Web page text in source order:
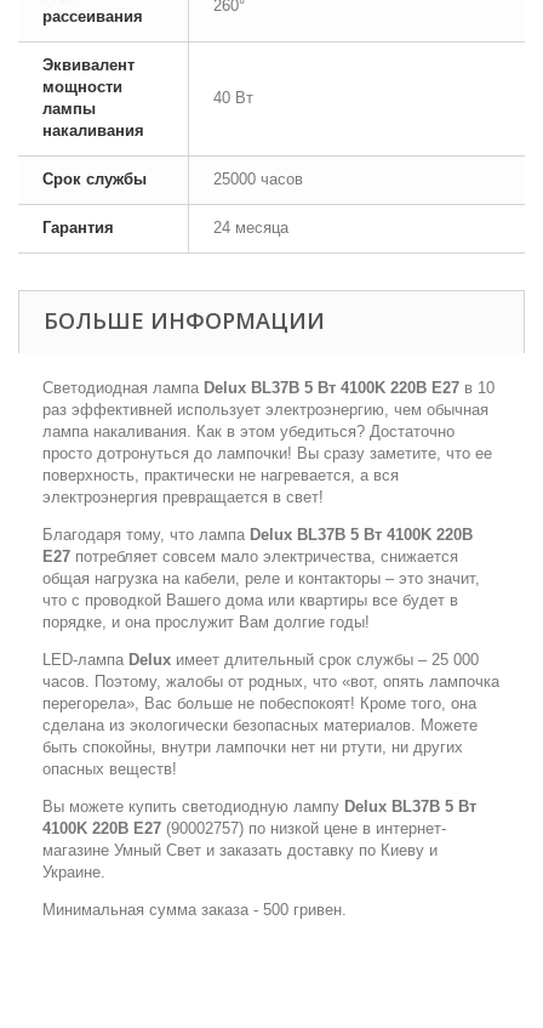
рассеивания
260°
Эквивалент
мощности
лампы
накаливания
40 Вт
Срок службы 25000 часов
Гарантия 24 месяца
БОЛЬШЕ ИНФОРМАЦИИ
Светодиодная лампа Delux BL37B 5 Вт 4100K 220В E27 в 10
раз эффективней использует электроэнергию, чем обычная
лампа накаливания. Как в этом убедиться? Достаточно
просто дотронуться до лампочки! Вы сразу заметите, что ее
поверхность, практически не нагревается, а вся
электроэнергия превращается в свет!
Благодаря тому, что лампа Delux BL37B 5 Вт 4100K 220В
E27 потребляет совсем мало электричества, снижается
общая нагрузка на кабели, реле и контакторы – это значит,
что с проводкой Вашего дома или квартиры все будет в
порядке, и она прослужит Вам долгие годы!
LED-лампа Delux имеет длительный срок службы – 25 000
часов. Поэтому, жалобы от родных, что «вот, опять лампочка
перегорела», Вас больше не побеспокоят! Кроме того, она
сделана из экологически безопасных материалов. Можете
быть спокойны, внутри лампочки нет ни ртути, ни других
опасных веществ!
Вы можете купить светодиодную лампу Delux BL37B 5 Вт
4100K 220В E27 (90002757) по низкой цене в интернет-
магазине Умный Свет и заказать доставку по Киеву и
Украине.
Минимальная сумма заказа - 500 гривен.